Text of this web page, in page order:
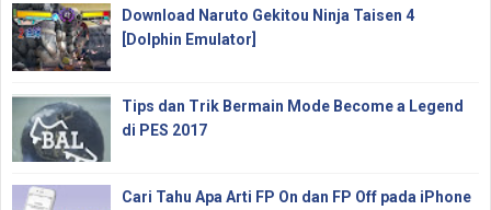
Download Naruto Gekitou Ninja Taisen 4
[Dolphin Emulator]
Tips dan Trik Bermain Mode Become a Legend
di PES 2017
Cari Tahu Apa Arti FP On dan FP Off pada iPhone